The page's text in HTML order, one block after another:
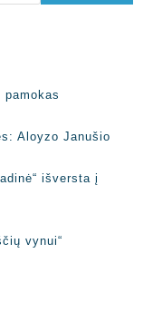
Aloyzo Janušio
išversta į
vynui“